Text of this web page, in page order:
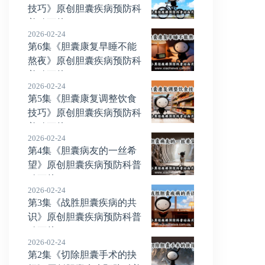
技巧》原创胆囊疾病预防科
2026-02-24
第6集《胆囊康复早睡不能
熬夜》原创胆囊疾病预防科
2026-02-24
第5集《胆囊康复调整饮食
技巧》原创胆囊疾病预防科
2026-02-24
第4集《胆囊病友的一丝希
望》原创胆囊疾病预防科普
2026-02-24
第3集《战胜胆囊疾病的共
识》原创胆囊疾病预防科普
2026-02-24
第2集《切除胆囊手术的抉